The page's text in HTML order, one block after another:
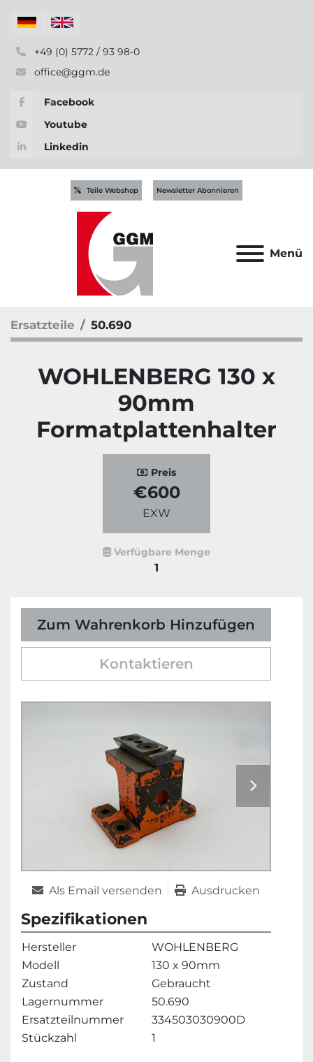
+49 (0) 5772 / 93 98-0
office@ggm.de
Facebook
Youtube
Linkedin
Menü
Teile Webshop Newsletter Abonnieren
Ersatzteile 50.690
WOHLENBERG 130 x
90mm
Formatplattenhalter
Preis
€600
EXW
Verfügbare Menge
1
Zum Wahrenkorb Hinzufügen
Kontaktieren
Als Email versenden Ausdrucken
Spezifikationen
Hersteller
WOHLENBERG
Modell
130 x 90mm
Zustand
Gebraucht
Lagernummer
50.690
Ersatzteilnummer
334503030900D
Stückzahl
1